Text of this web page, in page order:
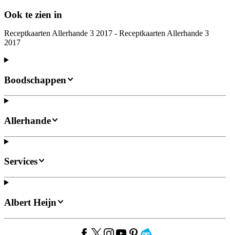
Ook te zien in
Receptkaarten Allerhande 3 2017 - Receptkaarten Allerhande 3
2017
Boodschappen
Allerhande
Services
Albert Heijn